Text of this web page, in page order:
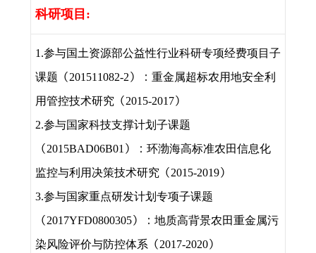
科研项目 :
1.参与国土资源部公益性行业科研专项经费项目子
课题（201511082-2）：重金属超标农用地安全利
用管控技术研究（2015-2017）
2.参与国家科技支撑计划子课题
（2015BAD06B01）：环渤海高标准农田信息化
监控与利用决策技术研究（2015-2019）
3.参与国家重点研发计划专项子课题
（2017YFD0800305）：地质高背景农田重金属污
染风险评价与防控体系（2017-2020）